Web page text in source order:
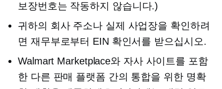
보장번호는 작동하지 않습니다.)
귀하의 회사 주소나 실제 사업장을 확인하려
면 재무부로부터 EIN 확인서를 받으십시오.
Walmart Marketplace와 자사 사이트를 포함
한 다른 판매 플랫폼 간의 통합을 위한 명확